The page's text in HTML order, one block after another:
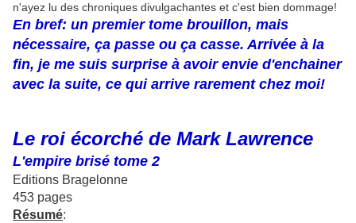
n'ayez lu des chroniques divulgachantes et c'est bien dommage!
En bref: un premier tome brouillon, mais
nécessaire, ça passe ou ça casse. Arrivée à la
fin, je me suis surprise à avoir envie d'enchainer
avec la suite, ce qui arrive rarement chez moi!
Le roi écorché de Mark Lawrence
L'empire brisé tome 2
Editions Bragelonne
453 pages
Résumé: